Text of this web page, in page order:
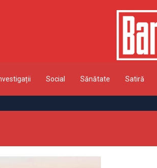
Social Sănătate Satiră